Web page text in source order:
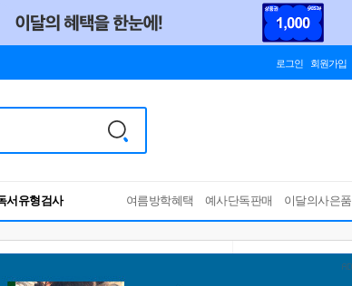
로그인 회원가입
Lab
서유형검사
여름방학혜택 예사단독판매 이달의사은품